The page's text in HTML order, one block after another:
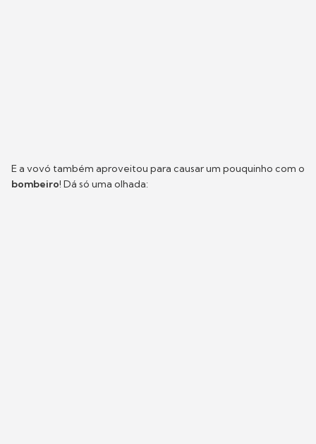
E a vovó também aproveitou para causar um pouquinho com o
bombeiro! Dá só uma olhada: